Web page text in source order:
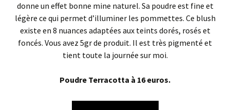
donne un effet bonne mine naturel. Sa poudre est fine et
légère ce qui permet d’illuminer les pommettes. Ce blush
existe en 8 nuances adaptées aux teints dorés, rosés et
foncés. Vous avez 5gr de produit. Il est très pigmenté et
tient toute la journée sur moi.
Poudre Terracotta à 16 euros.